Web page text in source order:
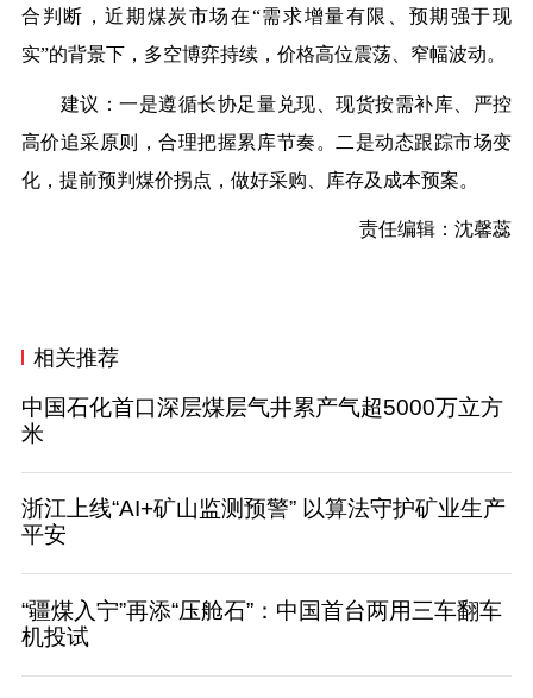
合判断，近期煤炭市场在“需求增量有限、预期强于现
实”的背景下，多空博弈持续，价格高位震荡、窄幅波动。
建议：一是遵循长协足量兑现、现货按需补库、严控
高价追采原则，合理把握累库节奏。二是动态跟踪市场变
化，提前预判煤价拐点，做好采购、库存及成本预案。
责任编辑：沈馨蕊
相关推荐
中国石化首口深层煤层气井累产气超5000万立方
米
浙江上线“AI+矿山监测预警” 以算法守护矿业生产
平安
“疆煤入宁”再添“压舱石”：中国首台两用三车翻车
机投试